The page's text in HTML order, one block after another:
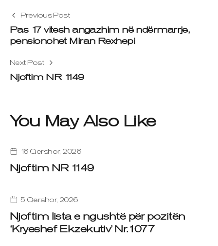
Previous Post
Pas 17 vitesh angazhim në ndërmarrje,
pensionohet Miran Rexhepi
Next Post
Njoftim NR 1149
You May Also Like
16 Qershor, 2026
Njoftim NR 1149
5 Qershor, 2026
Njoftim lista e ngushtë për pozitën
‘Kryeshef Ekzekutiv’ Nr.1077